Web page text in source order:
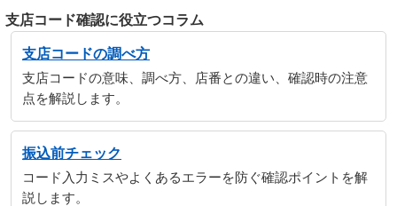
支店コード確認に役立つコラム
支店コードの調べ方
支店コードの意味、調べ方、店番との違い、確認時の注意
点を解説します。
振込前チェック
コード入力ミスやよくあるエラーを防ぐ確認ポイントを解
説します。